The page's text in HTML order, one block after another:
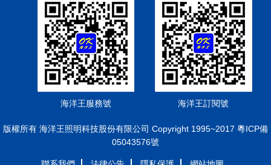
海洋王服務號 海洋王訂閱號
版權所有 海洋王照明科技股份有限公司 Copyright 1995~2017 粵ICP備
05043576號